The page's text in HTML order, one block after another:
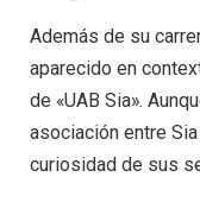
Además de su
aparecido en
de «UAB Sia».
asociación entre
curiosidad de sus